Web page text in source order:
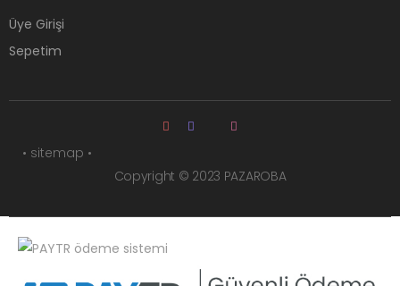
Üye Girişi
Sepetim
Copyright © 2023 PAZAROBA
• sitemap •